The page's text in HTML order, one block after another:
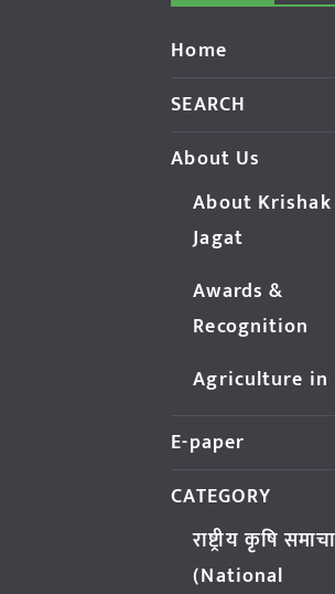
Home
SEARCH
About Us
About Krishak
Jagat
Awards &
Recognition
Agriculture in
E-paper
CATEGORY
राष्ट्रीय कृषि
(National